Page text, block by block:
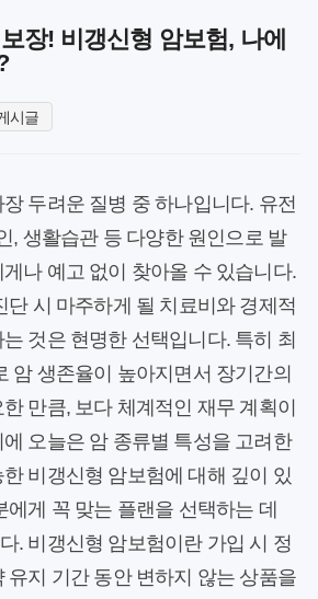
장! 비갱신형 암보험, 나에
시글
두려운 질병 중 하나입니다. 유전
, 생활습관 등 다양한 원인으로 발
나 예고 없이 찾아올 수 있습니다.
단 시 마주하게 될 치료비와 경제적
것은 현명한 선택입니다. 특히 최
암 생존율이 높아지면서 장기간의
만큼, 보다 체계적인 재무 계획이
오늘은 암 종류별 특성을 고려한
비갱신형 암보험에 대해 깊이 있
게 꼭 맞는 플랜을 선택하는 데
. 비갱신형 암보험이란 가입 시 정
유지 기간 동안 변하지 않는 상품을